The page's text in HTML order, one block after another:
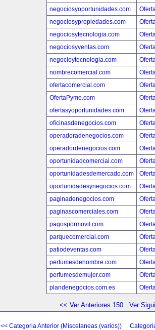
negociosyoportunidades.com
negociosypropiedades.com
negociosytecnologia.com
negociosyventas.com
negocioytecnologia.com
nombrecomercial.com
ofertacomercial.com
OfertaPyme.com
ofertasyoportunidades.com
oficinasdenegocios.com
operadoradenegocios.com
operadordenegocios.com
oportunidadcomercial.com
oportunidadesdemercado.com
oportunidadesynegocios.com
paginadenegocios.com
paginascomerciales.com
pagospormovil.com
parquecomercial.com
patiodeventas.com
perfumesdehombre.com
perfumesdemujer.com
plandenegocios.com.es
<< Ver Anteriores 150 Ver
<< Categoria Anterior (Miscelaneas (varios))